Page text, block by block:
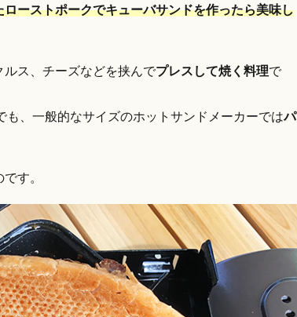
ローストポークでキューバサンドを作ったら美味し
ス、チーズなどを挟んでプレスして焼く料理で
も、一般的なサイズのホットサンドメーカーではパ
す。